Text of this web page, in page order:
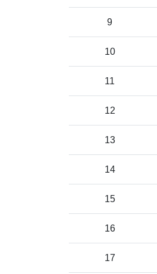
9
10
11
12
13
14
15
16
17